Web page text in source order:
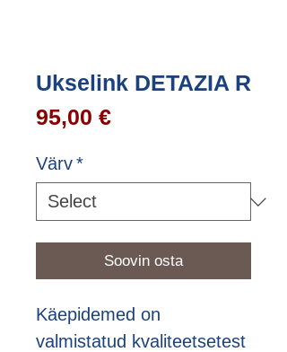
Ukselink DETAZIA R
95,00 €Price
Värv*
Soovin osta
Käepidemed on
valmistatud kvaliteetsetest